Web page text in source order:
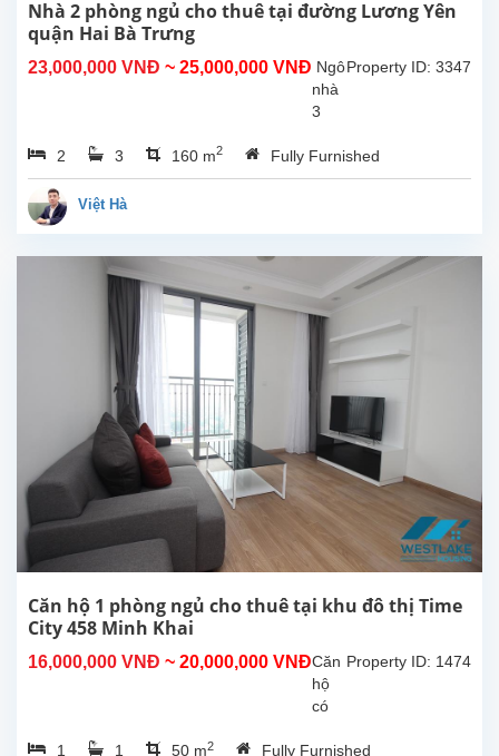
cách
phòng
và...
Nhà 2 phòng ngủ cho thuê tại đường Lương Yên
quận Hai Bà Trưng
23,000,000 VNĐ ~ 25,000,000 VNĐ Property ID: 3347
Ngôi
nhà
3
diện
tích
và
đẹp,
bao
gồm
2
phòng
ngủ,
2
phòng
Kiến
hiện
đại
,sân...
2 3 160 m2 Fully Furnished
Việt Hà
Căn hộ 1 phòng ngủ cho thuê tại khu đô thị Time
City 458 Minh Khai
16,000,000 VNĐ ~ 20,000,000 VNĐ Property ID: 1474
Căn
hộ
có
tích
1 1 50 m2 Fully Furnished